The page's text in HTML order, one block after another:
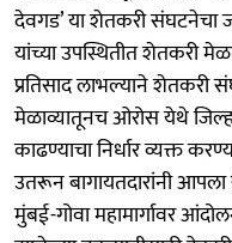
देवगड’ या शेतकरी संघटनेचा
यांच्या उपस्थितीत शेतकरी
प्रतिसाद लाभल्याने
मेळाव्यातूनच ओरोस येथे
काढण्याचा निर्धार व्यक्त
उतरून बागायतदारांनी आपला
मुंबई-गोवा महामार्गावर